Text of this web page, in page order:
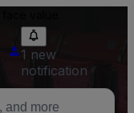
1 new
notification